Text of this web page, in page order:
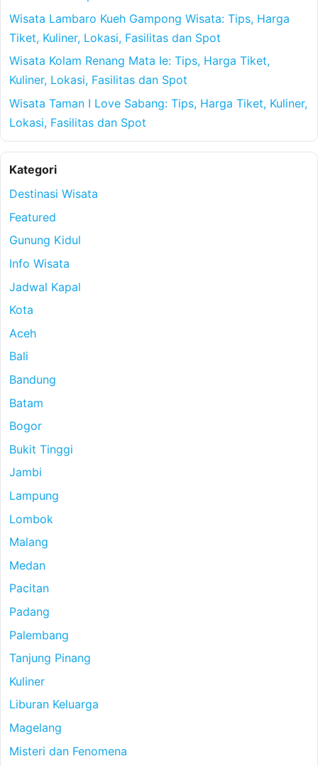
Wisata Lambaro Kueh Gampong Wisata: Tips, Harga
Tiket, Kuliner, Lokasi, Fasilitas dan Spot
Wisata Kolam Renang Mata Ie: Tips, Harga Tiket,
Kuliner, Lokasi, Fasilitas dan Spot
Wisata Taman I Love Sabang: Tips, Harga Tiket, Kuliner,
Lokasi, Fasilitas dan Spot
Kategori
Destinasi Wisata
Featured
Gunung Kidul
Info Wisata
Jadwal Kapal
Kota
Aceh
Bali
Bandung
Batam
Bogor
Bukit Tinggi
Jambi
Lampung
Lombok
Malang
Medan
Pacitan
Padang
Palembang
Tanjung Pinang
Kuliner
Liburan Keluarga
Magelang
Misteri dan Fenomena